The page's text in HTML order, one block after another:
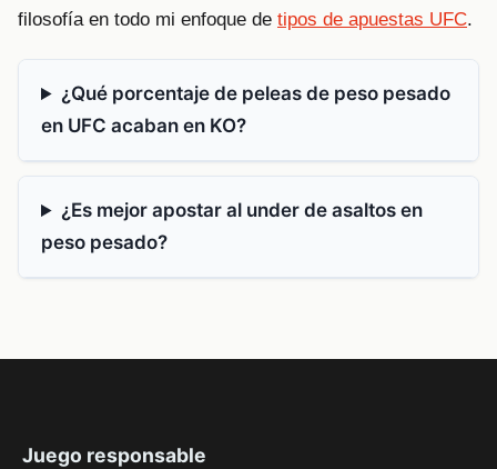
filosofía en todo mi enfoque de tipos de apuestas UFC.
¿Qué porcentaje de peleas de peso pesado
en UFC acaban en KO?
¿Es mejor apostar al under de asaltos en
peso pesado?
Juego responsable